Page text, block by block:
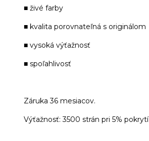
■ živé farby
■ kvalita porovnateľná s originálom
■ vysoká výťažnosť
■ spoľahlivosť
Záruka 36 mesiacov.
Výťažnosť: 3500 strán pri 5% pokrytí